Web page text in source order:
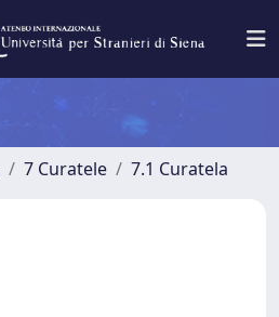
7 Curatele 7.1 Curatela